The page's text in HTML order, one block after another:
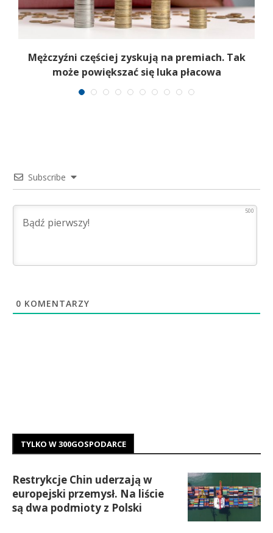
Mężczyźni częściej zyskują na premiach. Tak
może powiększać się luka płacowa
Subscribe
500
0 KOMENTARZY
TYLKO W 300GOSPODARCE
Restrykcje Chin uderzają w
europejski przemysł. Na liście
są dwa podmioty z Polski